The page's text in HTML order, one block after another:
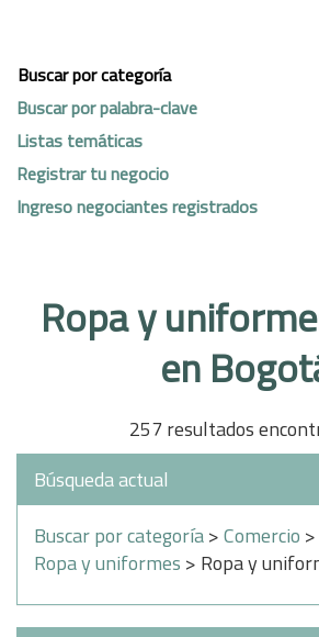
Buscar por categoría
Buscar por palabra-clave
Listas temáticas
Registrar tu negocio
Ingreso negociantes registrados
Ropa y
en
257 resultados
Búsqueda actual
Buscar por categoría>Comercio >
Ropa y uniformes > Ropa y